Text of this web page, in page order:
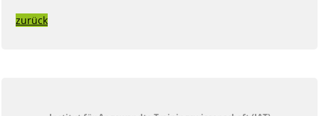
zurück